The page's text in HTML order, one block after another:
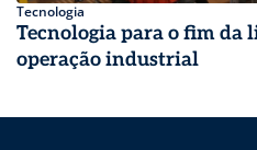
Tecnologia
Tecnologia para o fim da
operação industrial